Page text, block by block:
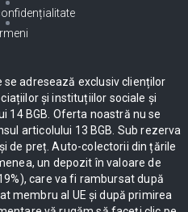
adresează exclusiv clienților
și instituțiilor sociale și
14 BGB. Oferta noastră nu se
articolului 13 BGB. Sub rezerva
de preț. Auto-colectorii din țările
un depozit în valoare de
care va fi rambursat după
membru al UE și după primirea